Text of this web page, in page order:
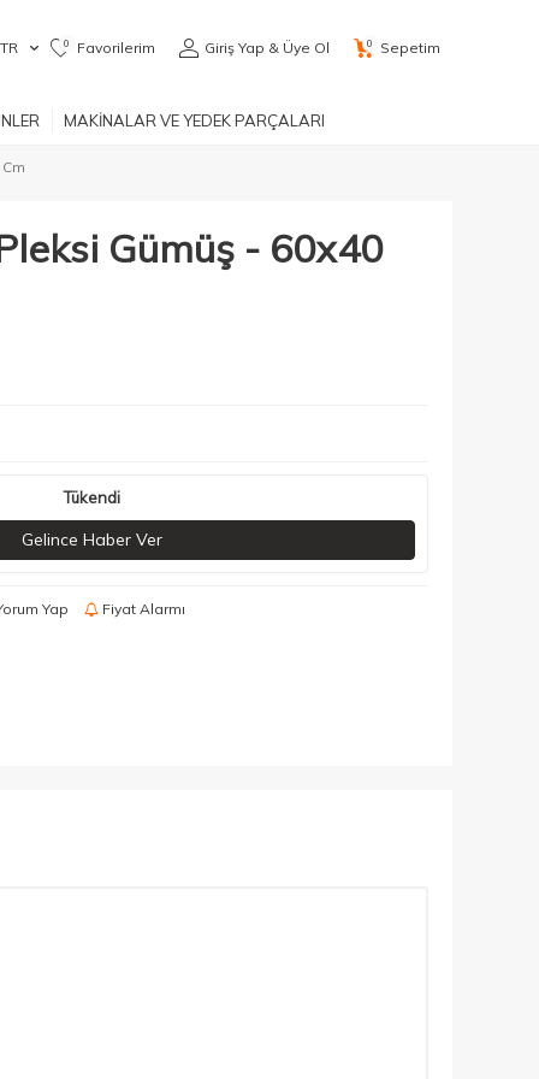
TR 0 Favorilerim Giriş Yap & Üye Ol 0 Sepetim
MAKİNALAR VE YEDEK PARÇALARI
Gümüş - 60x40
Tükendi
Gelince Haber Ver
Yap Fiyat Alarmı